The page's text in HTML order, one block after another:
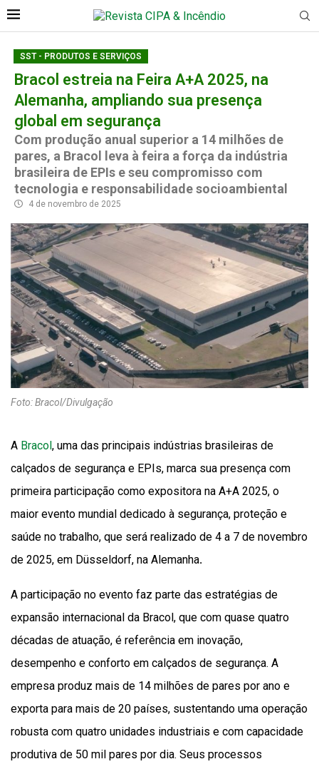
SST - PRODUTOS E SERVIÇOS
Bracol estreia na Feira A+A 2025, na
Alemanha, ampliando sua presença
global em segurança
Com produção anual superior a 14 milhões de
pares, a Bracol leva à feira a força da indústria
brasileira de EPIs e seu compromisso com
tecnologia e responsabilidade socioambiental
4 de novembro de 2025
Foto: Bracol/Divulgação
A Bracol, uma das principais indústrias brasileiras de
calçados de segurança e EPIs, marca sua presença com
primeira participação como expositora na A+A 2025, o
maior evento mundial dedicado à segurança, proteção e
saúde no trabalho, que será realizado de 4 a 7 de novembro
de 2025, em Düsseldorf, na Alemanha.
A participação no evento faz parte das estratégias de
expansão internacional da Bracol, que com quase quatro
décadas de atuação, é referência em inovação,
desempenho e conforto em calçados de segurança. A
empresa produz mais de 14 milhões de pares por ano e
exporta para mais de 20 países, sustentando uma operação
robusta com quatro unidades industriais e com capacidade
produtiva de 50 mil pares por dia. Seus processos